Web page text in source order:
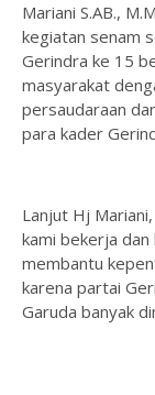
Mariani S.AB.,
kegiatan senam
Gerindra ke 15
masyarakat
persaudaraan
para kader
Lanjut Hj
kami bekerja
membantu
karena partai
Garuda banyak